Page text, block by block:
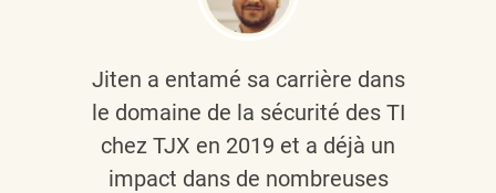
Jiten a entamé sa carrière dans
le domaine de la sécurité des TI
chez TJX en 2019 et a déjà un
impact dans de nombreuses